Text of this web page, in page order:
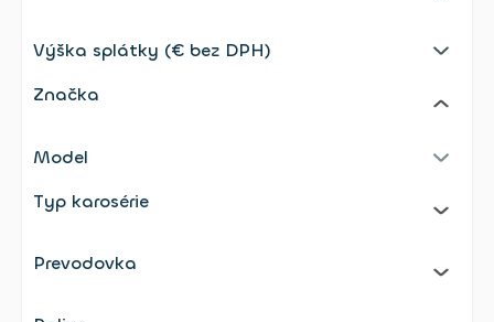
Selected: Výška splátky (€ bez DPH)
Výška splátky (€ bez DPH)
Značka
Selected: Model
Model
Typ karosérie
Prevodovka